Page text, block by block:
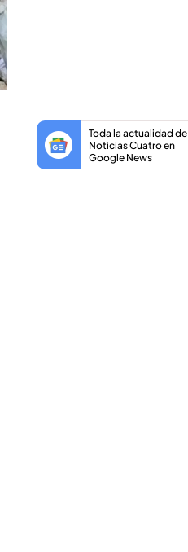
Toda la actualidad de
Noticias Cuatro en
Google News